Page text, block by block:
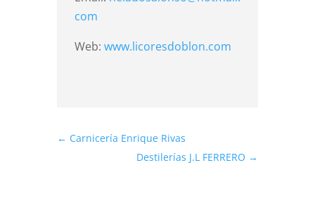
com
Web: www.licoresdoblon.com
← Carnicería Enrique Rivas
Destilerías J.L FERRERO →